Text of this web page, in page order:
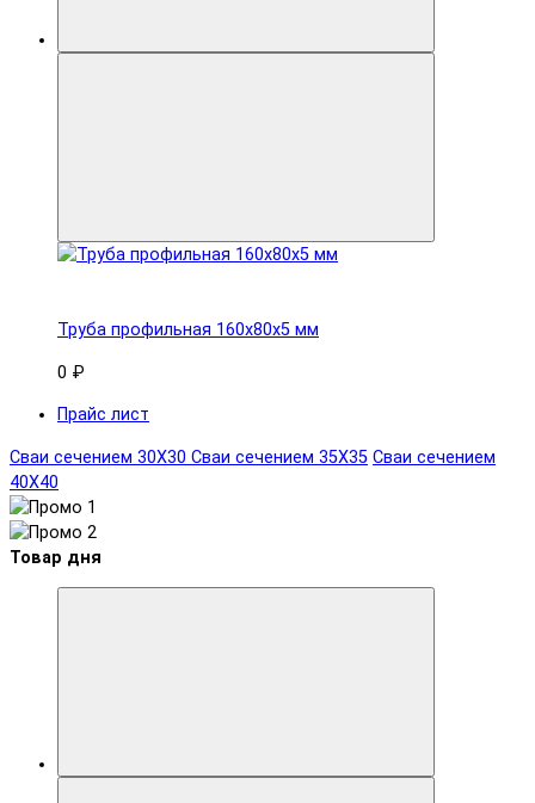
Труба профильная 160x80х5 мм
0 ₽
Прайс лист
Сваи сечением 30Х30 Сваи сечением 35Х35 Сваи сечением
40Х40
Товар дня